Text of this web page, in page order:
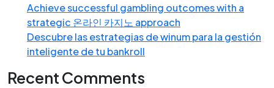
Achieve successful gambling outcomes with a
strategic 온라인 카지노 approach
Descubre las estrategias de winum para la gestión
inteligente de tu bankroll
Recent Comments